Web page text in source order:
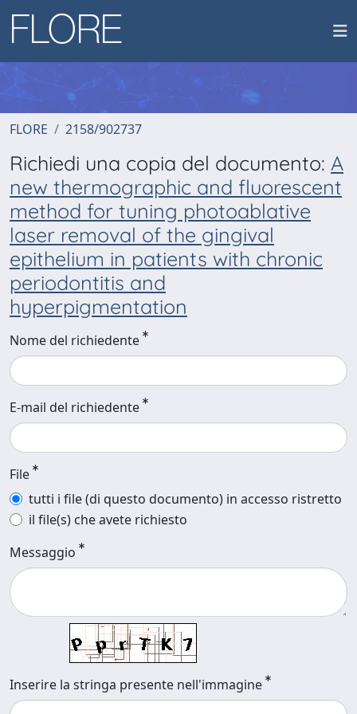
FLORE 2158/902737
Richiedi una copia del documento: A
new thermographic and fluorescent
method for tuning photoablative
laser removal of the gingival
epithelium in patients with chronic
periodontitis and
hyperpigmentation
Nome del richiedente
E-mail del richiedente
File
tutti i file (di questo documento) in accesso ristretto
il file(s) che avete richiesto
Messaggio
Inserire la stringa presente nell'immagine